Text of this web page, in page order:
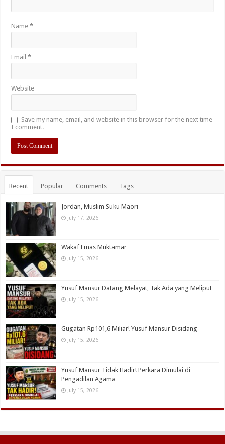
Name*
Email*
Website
Save my name, email, and website in this browser for the next time
I comment.
Recent Popular Comments Tags
Jordan, Muslim Suku Maori
July 17, 2026
Wakaf Emas Muktamar
July 15, 2026
Yusuf Mansur Datang Melayat, Tak Ada yang Meliput
July 15, 2026
Gugatan Rp101,6 Miliar! Yusuf Mansur Disidang
July 15, 2026
Yusuf Mansur Tidak Hadir! Perkara Dimulai di
Pengadilan Agama
July 15, 2026